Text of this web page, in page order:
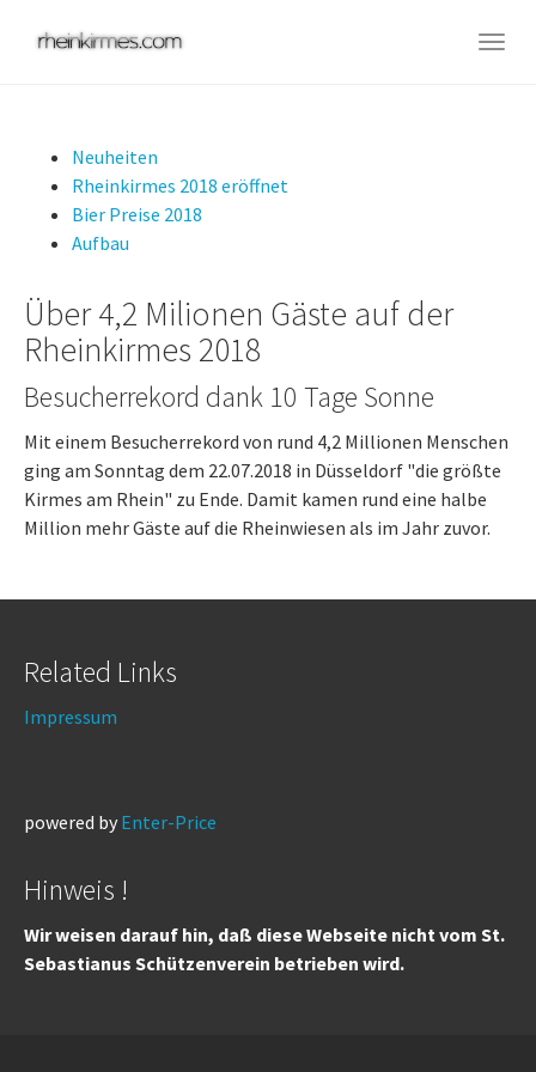
Neuheiten
Rheinkirmes 2018 eröffnet
Bier Preise 2018
Aufbau
Über 4,2 Milionen Gäste auf der
Rheinkirmes 2018
Besucherrekord dank 10 Tage Sonne
Mit einem Besucherrekord von rund 4,2 Millionen Menschen
ging am Sonntag dem 22.07.2018 in Düsseldorf "die größte
Kirmes am Rhein" zu Ende. Damit kamen rund eine halbe
Million mehr Gäste auf die Rheinwiesen als im Jahr zuvor.
Related Links
Impressum
powered by Enter-Price
Hinweis !
Wir weisen darauf hin, daß diese Webseite nicht vom St.
Sebastianus Schützenverein betrieben wird.